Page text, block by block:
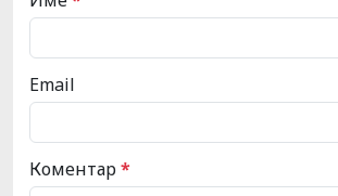
Email
Коментар*